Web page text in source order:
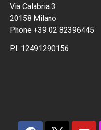
Via Calabria 3
20158 Milano
Phone +39 02 82396445
P.I. 12491290156